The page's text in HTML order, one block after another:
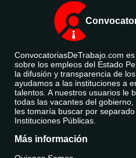
ConvocatoriasDeTrabajo.com
sobre los empleos del Estado
la difusión y transparencia de
ayudamos a las instituciones a
talentos. A nuestros usuarios le
todas las vacantes del
les tomaría buscar por
Instituciones Públicas.
Más información